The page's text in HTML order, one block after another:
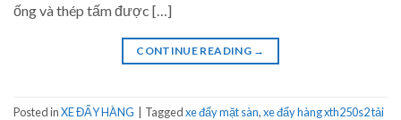
ống và thép tấm được […]
CONTINUE READING →
Posted inXE ĐẨY HÀNG Taggedxe đẩy mặt sàn,xe đẩy hàng xth250s2 tải